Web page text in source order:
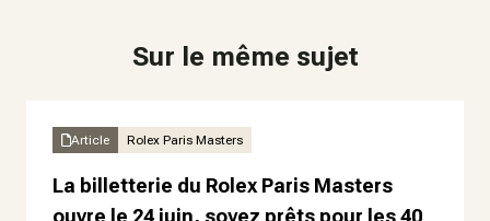
Sur le même sujet
Article Rolex Paris Masters
La billetterie du Rolex Paris Masters
ouvre le 24 juin, soyez prêts pour les 40